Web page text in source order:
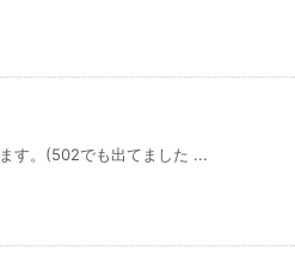
す。(502でも出てました ...